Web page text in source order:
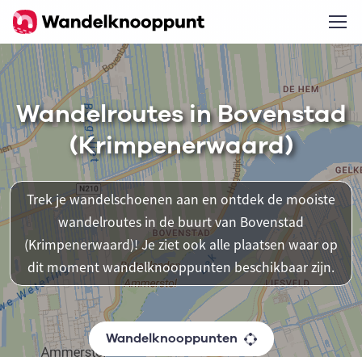
Wandelroutes in Bovenstad
(Krimpenerwaard)
Trek je wandelschoenen aan en ontdek de mooiste
wandelroutes in de buurt van Bovenstad
(Krimpenerwaard)! Je ziet ook alle plaatsen waar op
dit moment wandelknooppunten beschikbaar zijn.
Wandelknooppunten